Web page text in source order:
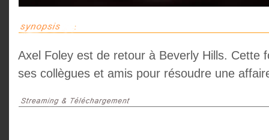
Axel Foley est de retour à Beverly Hills. Cette
ses collègues et amis pour résoudre une